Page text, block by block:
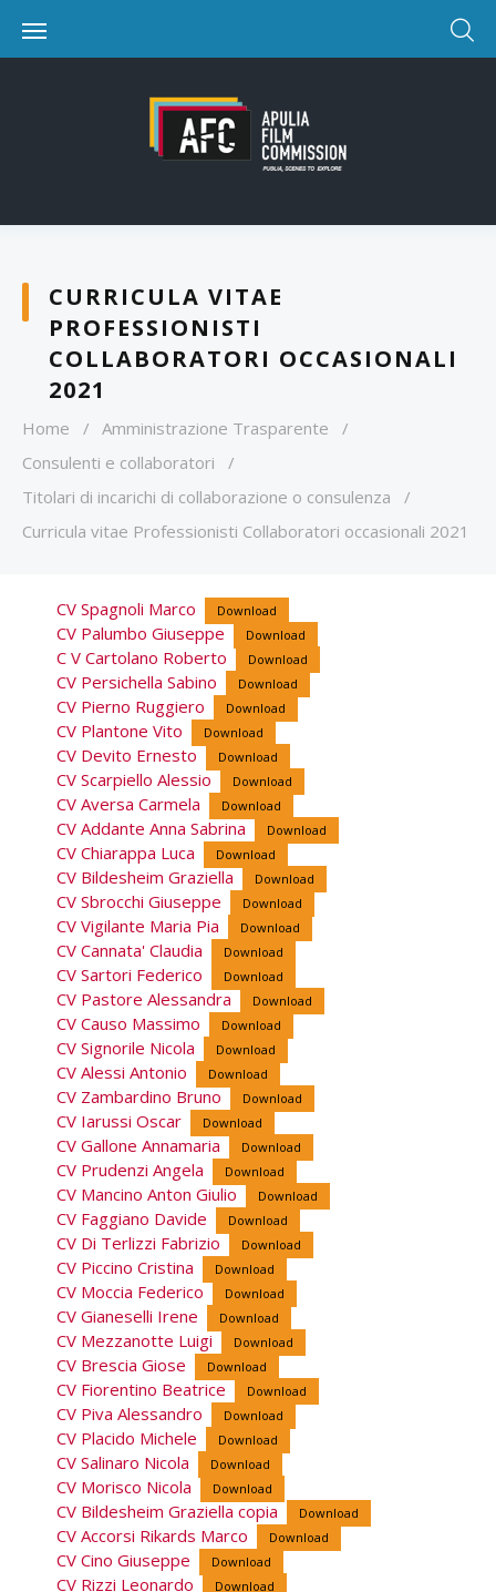
CURRICULA VITAE
PROFESSIONISTI
COLLABORATORI OCCASIONALI
2021
Home / Amministrazione Trasparente
/
Consulenti e collaboratori
/
Titolari di incarichi di collaborazione o consulenza
/
Curricula vitae Professionisti Collaboratori occasionali 2021
CV Spagnoli Marco Download
CV Palumbo Giuseppe Download
C V Cartolano Roberto Download
CV Persichella Sabino Download
CV Pierno Ruggiero Download
CV Plantone Vito Download
CV Devito Ernesto Download
CV Scarpiello Alessio Download
CV Aversa Carmela Download
CV Addante Anna Sabrina Download
CV Chiarappa Luca Download
CV Bildesheim Graziella Download
CV Sbrocchi Giuseppe Download
CV Vigilante Maria Pia Download
CV Cannata' Claudia Download
CV Sartori Federico Download
CV Pastore Alessandra Download
CV Causo Massimo Download
CV Signorile Nicola Download
CV Alessi Antonio Download
CV Zambardino Bruno Download
CV Iarussi Oscar Download
CV Gallone Annamaria Download
CV Prudenzi Angela Download
CV Mancino Anton Giulio Download
CV Faggiano Davide Download
CV Di Terlizzi Fabrizio Download
CV Piccino Cristina Download
CV Moccia Federico Download
CV Gianeselli Irene Download
CV Mezzanotte Luigi Download
CV Brescia Giose Download
CV Fiorentino Beatrice Download
CV Piva Alessandro Download
CV Placido Michele Download
CV Salinaro Nicola Download
CV Morisco Nicola Download
CV Bildesheim Graziella copia Download
CV Accorsi Rikards Marco Download
CV Cino Giuseppe Download
CV Rizzi Leonardo Download